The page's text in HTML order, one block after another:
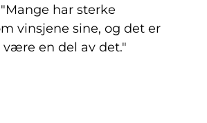
har sterke
vinsjene sine, og det er
en del av det."